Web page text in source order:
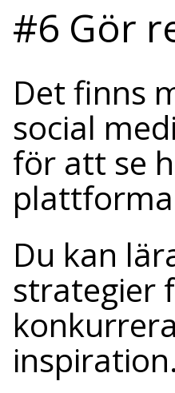
#6 Gör
Det finns
social
för att se
Du kan
strategier
inspiration.